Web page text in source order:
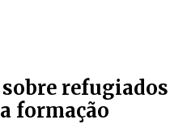
refugiados
formação